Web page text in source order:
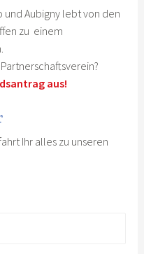
und Aubigny lebt von den
zu einem
aus!
Ihr alles zu unseren